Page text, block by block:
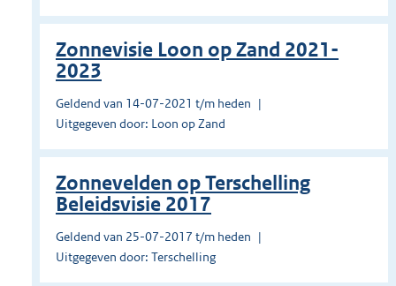
Zonnevisie Loon op Zand 2021-
2023
Geldend van 14-07-2021 t/m heden
Uitgegeven door: Loon op Zand
Zonnevelden op Terschelling
Beleidsvisie 2017
Geldend van 25-07-2017 t/m heden
Uitgegeven door: Terschelling